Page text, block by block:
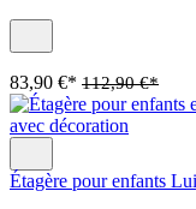
83,90 €* 112,90 €*
Étagère pour enfants